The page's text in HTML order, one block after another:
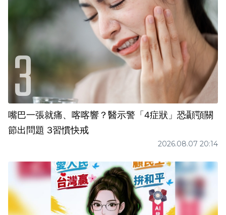
嘴巴一張就痛、喀喀響？醫示警「4症狀」恐顳顎關
節出問題 3習慣快戒
2026.08.07 20:14